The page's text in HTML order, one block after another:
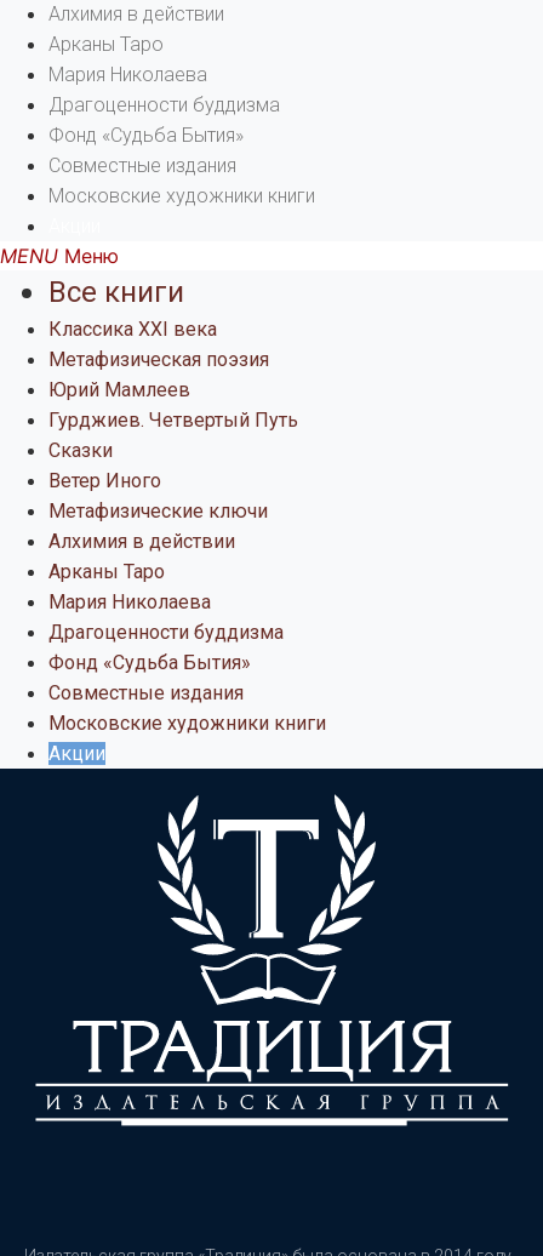
Алхимия в действии
Арканы Таро
Мария Николаева
Драгоценности буддизма
Фонд «Судьба Бытия»
Совместные издания
Московские художники книги
Меню
Все книги
Классика XXI века
Метафизическая поэзия
Юрий Мамлеев
Гурджиев. Четвертый Путь
Сказки
Ветер Иного
Метафизические ключи
Алхимия в действии
Арканы Таро
Мария Николаева
Драгоценности буддизма
Фонд «Судьба Бытия»
Совместные издания
Московские художники книги
Акции